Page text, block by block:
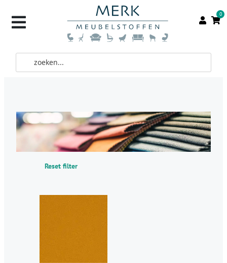
0
Reset filter